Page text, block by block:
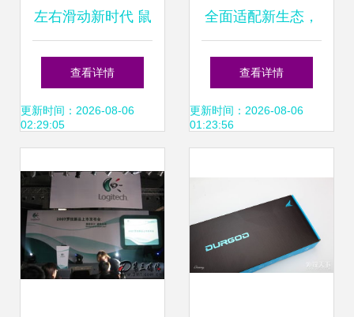
左右滑动新时代 鼠
标——指尖上的技
术演进史
查看详情
更新时间：2026-08-06
02:29:05
全面适配新生态，
随心协作更顺手
——最新鸿蒙外设
查看详情
更新时间：2026-08-06
01:23:56